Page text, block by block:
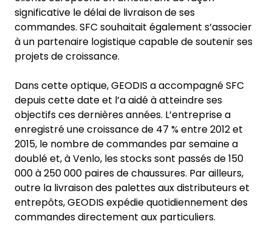
significative le délai de livraison de ses
commandes. SFC souhaitait également s’associer
à un partenaire logistique capable de soutenir ses
projets de croissance.
Dans cette optique, GEODIS a accompagné SFC
depuis cette date et l’a aidé à atteindre ses
objectifs ces dernières années. L’entreprise a
enregistré une croissance de 47 % entre 2012 et
2015, le nombre de commandes par semaine a
doublé et, à Venlo, les stocks sont passés de 150
000 à 250 000 paires de chaussures. Par ailleurs,
outre la livraison des palettes aux distributeurs et
entrepôts, GEODIS expédie quotidiennement des
commandes directement aux particuliers.